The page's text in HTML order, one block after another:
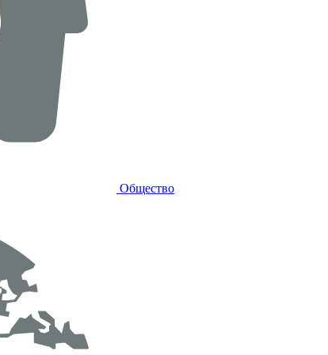
Общество